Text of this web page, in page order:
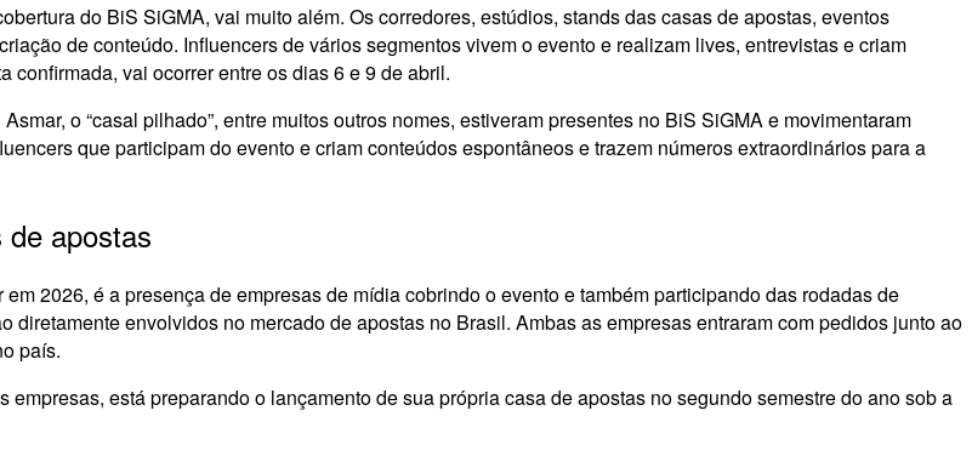
do BiS SiGMA, vai muito além. Os corredores, estúdios, stands das casas de apostas, eventos
de conteúdo. Influencers de vários segmentos vivem o evento e realizam lives, entrevistas e criam
confirmada, vai ocorrer entre os dias 6 e 9 de abril.
o “casal pilhado”, entre muitos outros nomes, estiveram presentes no BiS SiGMA e movimentaram
que participam do evento e criam conteúdos espontâneos e trazem números extraordinários para a
apostas
2026, é a presença de empresas de mídia cobrindo o evento e também participando das rodadas de
diretamente envolvidos no mercado de apostas no Brasil. Ambas as empresas entraram com pedidos junto ao
país.
empresas, está preparando o lançamento de sua própria casa de apostas no segundo semestre do ano sob a